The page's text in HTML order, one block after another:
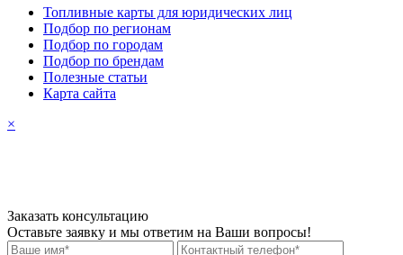
Топливные карты для юридических лиц
Подбор по регионам
Подбор по городам
Подбор по брендам
Полезные статьи
Карта сайта
×
Заказать консультацию
Оставьте заявку и мы ответим на Ваши вопросы!